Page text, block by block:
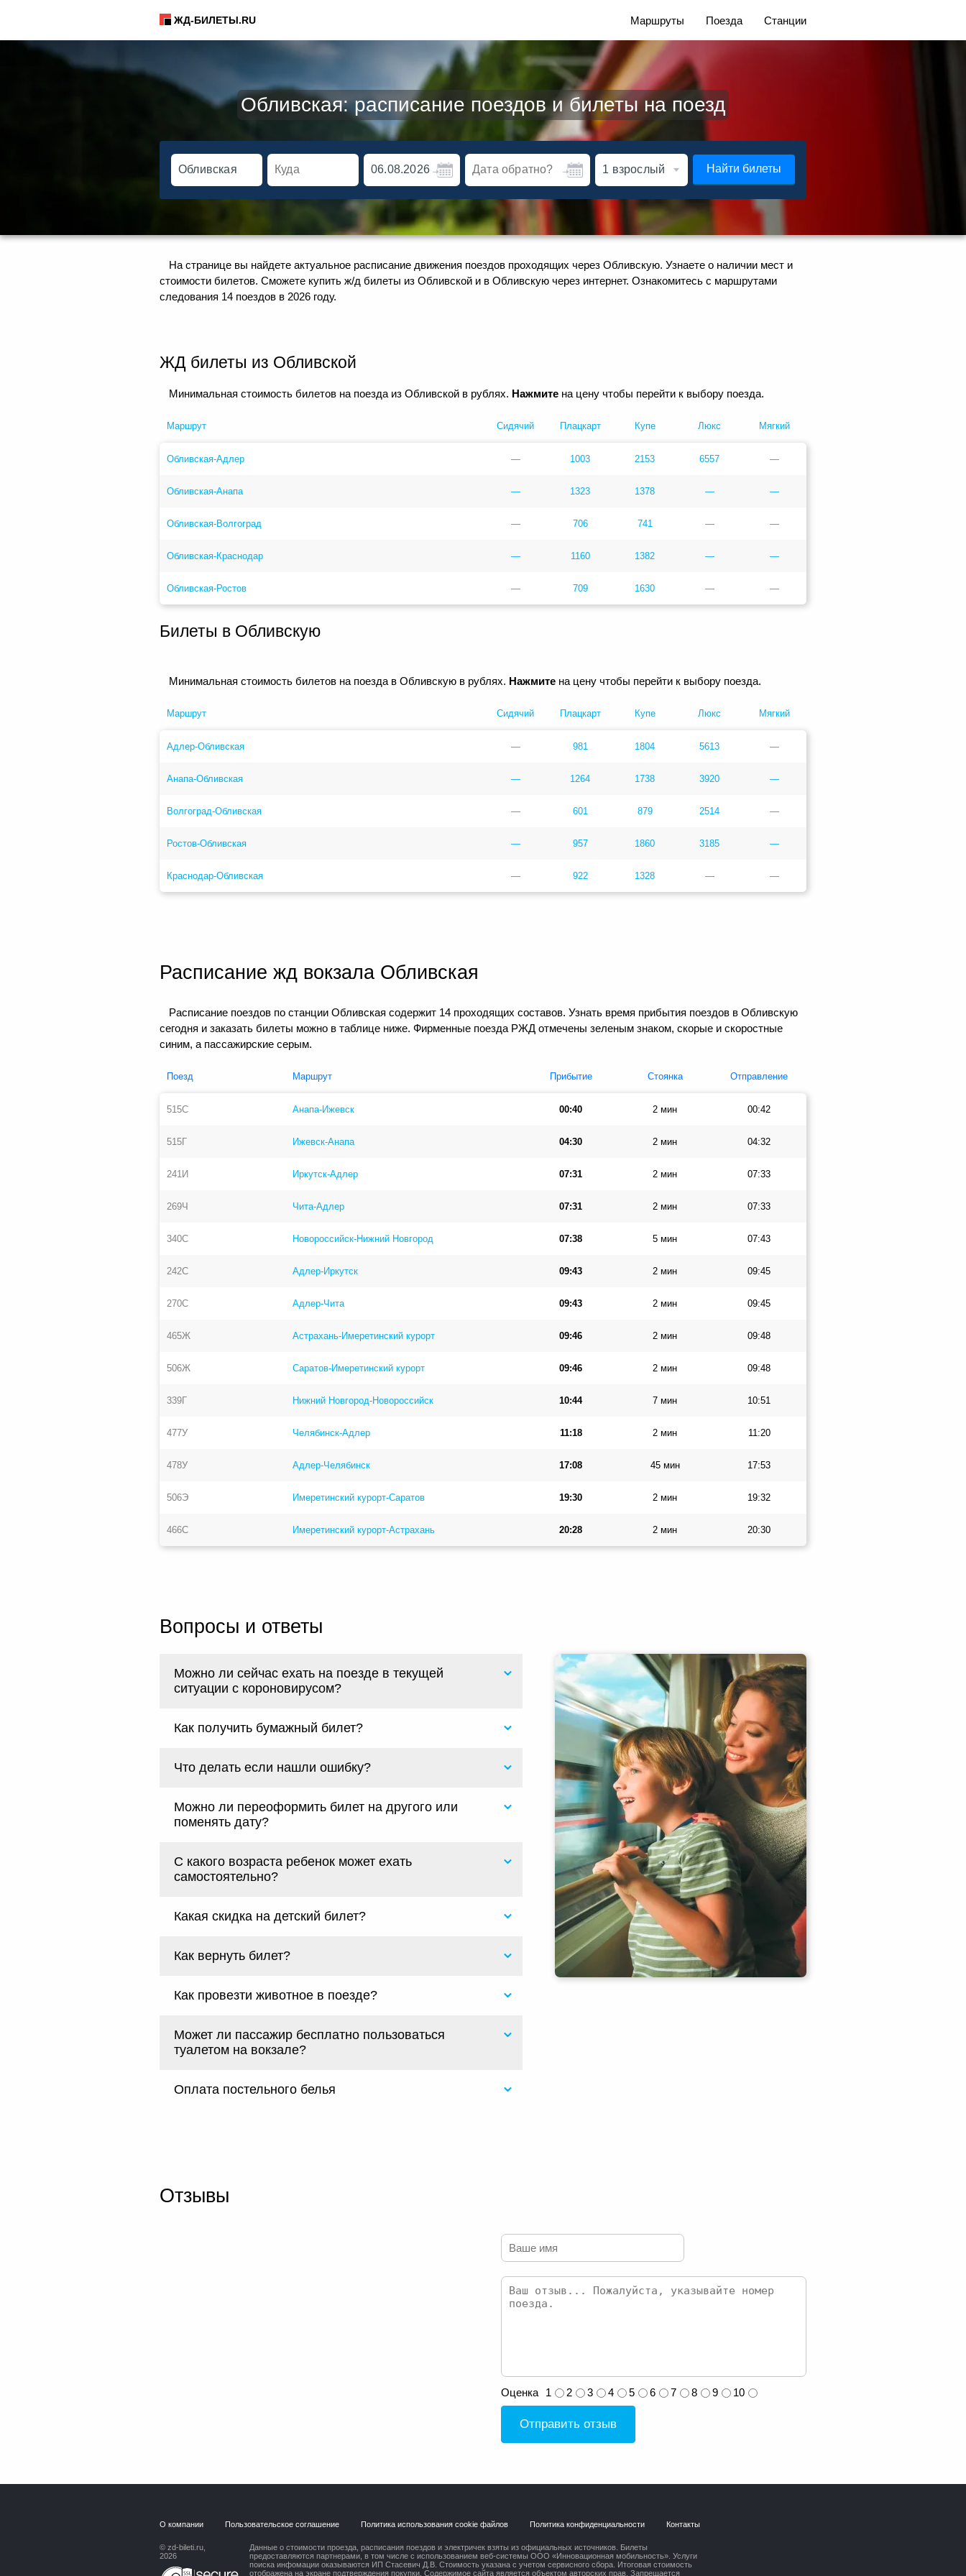
ЖД-БИЛЕТЫ.RU Маршруты Поезда Станции
Обливская: расписание поездов и билеты на поезд
Найти билеты
На странице вы найдете актуальное расписание движения поездов проходящих через Обливскую. Узнаете о наличии мест и
стоимости билетов. Сможете купить ж/д билеты из Обливской и в Обливскую через интернет. Ознакомитесь с маршрутами
следования 14 поездов в 2026 году.
ЖД билеты из Обливской
Минимальная стоимость билетов на поезда из Обливской в рублях. Нажмите на цену чтобы перейти к выбору поезда.
Маршрут Сидячий Плацкарт Купе Люкс Мягкий
Обливская-Адлер — 1003 2153 6557 —
Обливская-Анапа — 1323 1378 — —
Обливская-Волгоград — 706 741 — —
Обливская-Краснодар — 1160 1382 — —
Обливская-Ростов — 709 1630 — —
Билеты в Обливскую
Минимальная стоимость билетов на поезда в Обливскую в рублях. Нажмите на цену чтобы перейти к выбору поезда.
Маршрут Сидячий Плацкарт Купе Люкс Мягкий
Адлер-Обливская — 981 1804 5613 —
Анапа-Обливская — 1264 1738 3920 —
Волгоград-Обливская — 601 879 2514 —
Ростов-Обливская — 957 1860 3185 —
Краснодар-Обливская — 922 1328 — —
Расписание жд вокзала Обливская
Расписание поездов по станции Обливская содержит 14 проходящих составов. Узнать время прибытия поездов в Обливскую
сегодня и заказать билеты можно в таблице ниже. Фирменные поезда РЖД отмечены зеленым знаком, скорые и скоростные
синим, а пассажирские серым.
Поезд Маршрут Прибытие Стоянка Отправление
515С Анапа-Ижевск 00:40 2 мин 00:42
515Г Ижевск-Анапа 04:30 2 мин 04:32
241И Иркутск-Адлер 07:31 2 мин 07:33
269Ч Чита-Адлер 07:31 2 мин 07:33
340С Новороссийск-Нижний Новгород 07:38 5 мин 07:43
242С Адлер-Иркутск 09:43 2 мин 09:45
270С Адлер-Чита 09:43 2 мин 09:45
465Ж Астрахань-Имеретинский курорт 09:46 2 мин 09:48
506Ж Саратов-Имеретинский курорт 09:46 2 мин 09:48
339Г Нижний Новгород-Новороссийск 10:44 7 мин 10:51
477У Челябинск-Адлер 11:18 2 мин 11:20
478У Адлер-Челябинск 17:08 45 мин 17:53
506Э Имеретинский курорт-Саратов 19:30 2 мин 19:32
466С Имеретинский курорт-Астрахань 20:28 2 мин 20:30
Вопросы и ответы
Можно ли сейчас ехать на поезде в текущей
ситуации с короновирусом?
Как получить бумажный билет?
Что делать если нашли ошибку?
Можно ли переоформить билет на другого или
поменять дату?
С какого возраста ребенок может ехать
самостоятельно?
Какая скидка на детский билет?
Как вернуть билет?
Как провезти животное в поезде?
Может ли пассажир бесплатно пользоваться
туалетом на вокзале?
Оплата постельного белья
Отзывы
Оценка 1 2 3 4 5 6 7 8 9 10
Отправить отзыв
О компании Пользовательское соглашение Политика использования cookie файлов Политика конфиденциальности Контакты
© zd-bileti.ru,
2026
Данные о стоимости проезда, расписания поездов и электричек взяты из официальных источников. Билеты
предоставляются партнерами, в том числе с использованием веб-системы ООО «Инновационная мобильность». Услуги
поиска инфомации оказываются ИП Стасевич Д.В. Стоимость указана с учетом сервисного сбора. Итоговая стоимость
отображена на экране подтверждения покупки. Содержимое сайта является объектом авторских прав. Запрещается